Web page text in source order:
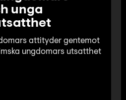
unga
attityder gentemot
ungdomars utsatthet